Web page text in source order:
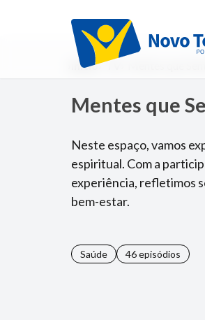
Início TV
Mentes que
Neste espaço, vamos
espiritual. Com a
experiência, refletimos
bem-estar.
Saúde 46 episódios